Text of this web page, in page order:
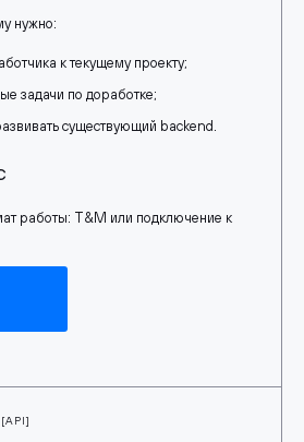
нужно:
к текущему проекту;
задачи по доработке;
существующий backend.
работы: T&M или подключение к